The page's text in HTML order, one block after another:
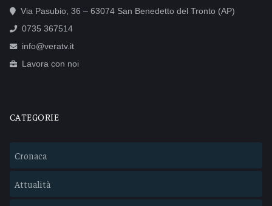
Via Pasubio, 36 – 63074 San Benedetto del Tronto (AP)
0735 367514
info@veratv.it
Lavora con noi
CATEGORIE
Cronaca
Attualità